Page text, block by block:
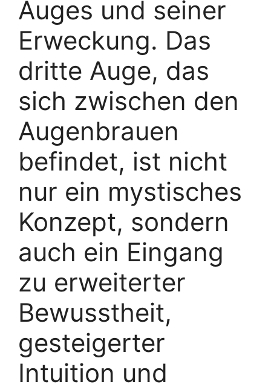
Auges und seiner
Erweckung. Das
dritte Auge, das
sich zwischen den
Augenbrauen
befindet, ist nicht
nur ein mystisches
Konzept, sondern
auch ein Eingang
zu erweiterter
Bewusstheit,
gesteigerter
Intuition und